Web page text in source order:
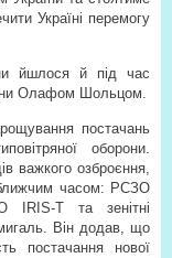
Україні перемогу
йшлося й під час
Олафом Шольцом.
постачань
оборони.
важкого озброєння,
часом: РСЗО
IRIS-T та зенітні
Він додав, що
постачання нової